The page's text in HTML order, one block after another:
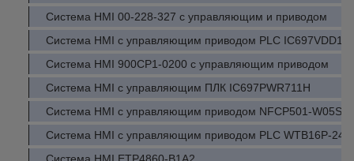
Система HMI 00-228-327 с управляющим и приводом
Система HMI с управляющим приводом PLC
Система HMI 900CP1-0200 с управляющим приводом
Система HMI с управляющим ПЛК IC697PWR711H
Система HMI с управляющим приводом NFCP501-W05S2
Система HMI с управляющим приводом PLC WTB16P-